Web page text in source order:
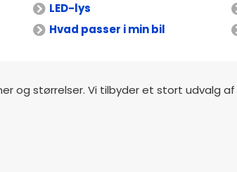
LED-lys
Hvad passer i min bil
og størrelser. Vi tilbyder et stort udvalg